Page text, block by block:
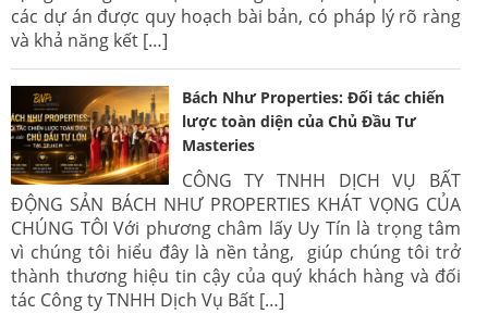
các dự án được quy hoạch bài bản, có pháp lý rõ ràng
và khả năng kết […]
Bách Như Properties: Đối tác chiến
lược toàn diện của Chủ Đầu Tư
Masteries
CÔNG TY TNHH DỊCH VỤ BẤT
ĐỘNG SẢN BÁCH NHƯ PROPERTIES KHÁT VỌNG CỦA
CHÚNG TÔI Với phương châm lấy Uy Tín là trọng tâm
vì chúng tôi hiểu đây là nền tảng, giúp chúng tôi trở
thành thương hiệu tin cậy của quý khách hàng và đối
tác Công ty TNHH Dịch Vụ Bất […]